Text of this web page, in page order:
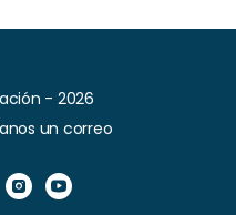
- 2026
un correo